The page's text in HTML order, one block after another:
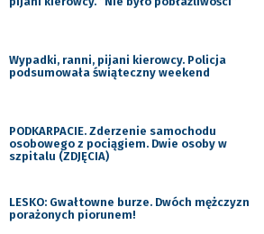
Wypadki, ranni, pijani kierowcy. Policja
podsumowała świąteczny weekend
PODKARPACIE. Zderzenie samochodu
osobowego z pociągiem. Dwie osoby w
szpitalu (ZDJĘCIA)
LESKO: Gwałtowne burze. Dwóch mężczyzn
porażonych piorunem!